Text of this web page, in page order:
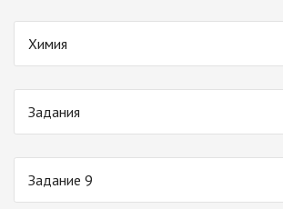
Химия
Задания
Задание 9